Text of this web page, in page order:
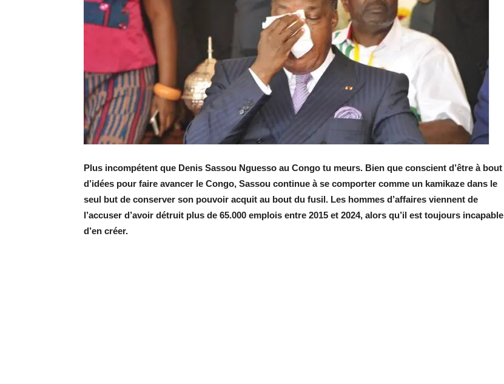
Plus incompétent que Denis Sassou Nguesso au Congo tu meurs. Bien que conscient d’être à bout
d’idées pour faire avancer le Congo, Sassou continue à se comporter comme un kamikaze dans le
seul but de conserver son pouvoir acquit au bout du fusil. Les hommes d’affaires viennent de
l’accuser d’avoir détruit plus de 65.000 emplois entre 2015 et 2024, alors qu’il est toujours incapable
d’en créer.